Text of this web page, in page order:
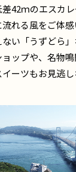
42ｍのエスカ
れる風をご体感
い「うずどら
ップや、名物
ーツもお見逃し